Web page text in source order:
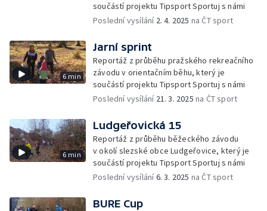
součástí projektu Tipsport Sportuj s námi
Poslední vysílání 2. 4. 2025 na ČT sport
6 min
Jarní sprint
Reportáž z průběhu pražského rekreačního
závodu v orientačním běhu, který je
součástí projektu Tipsport Sportuj s námi
Poslední vysílání 21. 3. 2025 na ČT sport
6 min
Ludgeřovická 15
Reportáž z průběhu běžeckého závodu
v okolí slezské obce Ludgeřovice, který je
součástí projektu Tipsport Sportuj s námi
Poslední vysílání6. 3. 2025 na ČT sport
BURE Cup